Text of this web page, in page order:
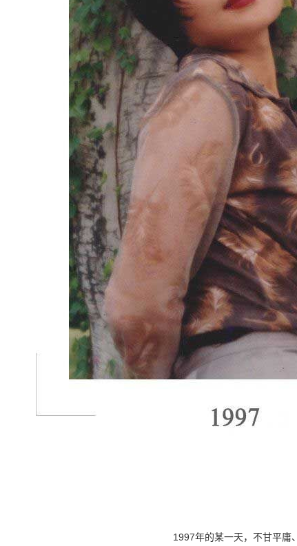
1997年的某一天，不甘平庸